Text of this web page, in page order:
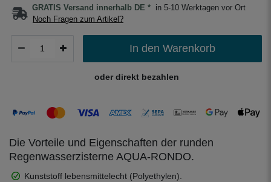
GRATIS Versand innerhalb DE *
in 5-10 Werktagen vor Ort
Noch Fragen zum Artikel?
In den Warenkorb
oder direkt bezahlen
Die Vorteile und Eigenschaften der runden
Regenwasserzisterne AQUA-RONDO.
Kunststoff lebensmittelecht (Polyethylen).